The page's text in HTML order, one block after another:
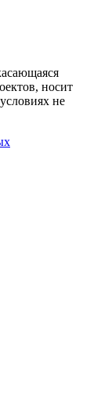
носит
не